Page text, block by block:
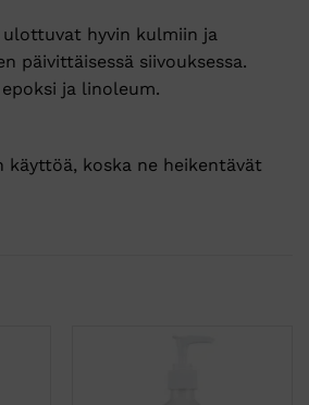
hyvin kulmiin ja
päivittäisessä siivouksessa.
ja linoleum.
käyttöä, koska ne heikentävät